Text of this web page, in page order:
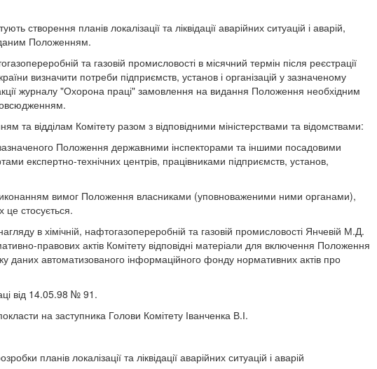
створення планів локалізації та ліквідації аварійних ситуацій і аварій,
даним Положенням.
та газовій промисловості в місячний термін після реєстрації
визначити потреби підприємств, установ і організацій у зазначеному
журналу "Охорона праці" замовлення на видання Положення необхідним
та відділам Комітету разом з відповідними міністерствами та відомствами:
Положення державними інспекторами та іншими посадовими
експертно-технічних центрів, працівниками підприємств, установ,
вимог Положення власниками (уповноваженими ними органами),
це стосується.
в хімічній, нафтогазопереробній та газовій промисловості Янчевій М.Д.
правових актів Комітету відповідні матеріали для включення Положення
автоматизованого інформаційного фонду нормативних актів про
від 14.05.98 № 91.
на заступника Голови Комітету Іванченка В.І.
планів локалізації та ліквідації аварійних ситуацій і аварій